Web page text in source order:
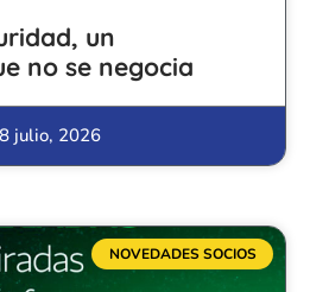
un
no se negocia
julio, 2026
NOVEDADES SOCIOS